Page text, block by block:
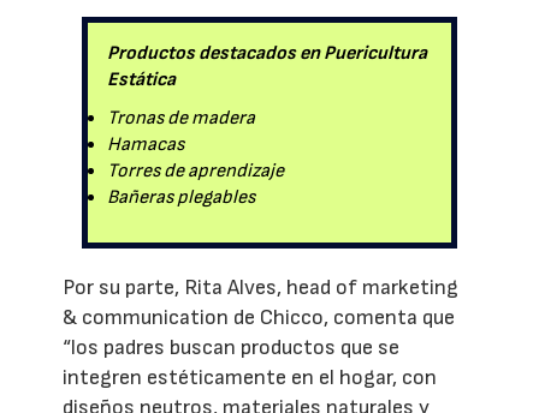
Productos destacados en Puericultura
Estática
Tronas de madera
Hamacas
Torres de aprendizaje
Bañeras plegables
Por su parte, Rita Alves, head of marketing
& communication de Chicco, comenta que
“los padres buscan productos que se
integren estéticamente en el hogar, con
diseños neutros, materiales naturales y